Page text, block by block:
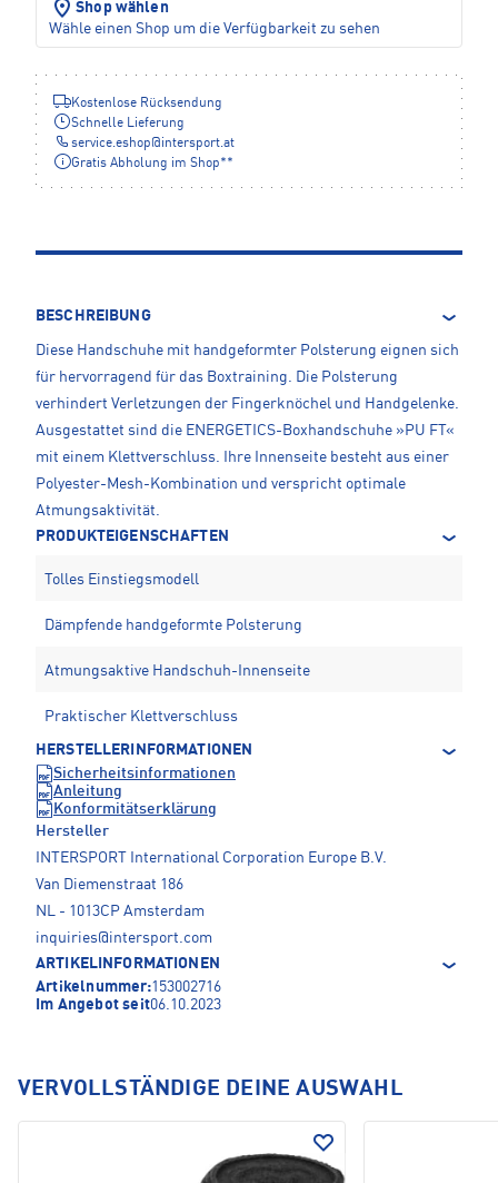
Shop wählen
Wähle einen Shop um die Verfügbarkeit zu sehen
Kostenlose Rücksendung
Schnelle Lieferung
service.eshop@intersport.at
Gratis Abholung im Shop**
BESCHREIBUNG
Diese Handschuhe mit handgeformter Polsterung eignen sich
für hervorragend für das Boxtraining. Die Polsterung
verhindert Verletzungen der Fingerknöchel und Handgelenke.
Ausgestattet sind die ENERGETICS-Boxhandschuhe »PU FT«
mit einem Klettverschluss. Ihre Innenseite besteht aus einer
Polyester-Mesh-Kombination und verspricht optimale
Atmungsaktivität.
PRODUKTEIGENSCHAFTEN
Tolles Einstiegsmodell
Dämpfende handgeformte Polsterung
Atmungsaktive Handschuh-Innenseite
Praktischer Klettverschluss
HERSTELLERINFORMATIONEN
Sicherheitsinformationen
Anleitung
Konformitätserklärung
Hersteller
INTERSPORT International Corporation Europe B.V.
Van Diemenstraat 186
NL - 1013CP Amsterdam
inquiries@intersport.com
ARTIKELINFORMATIONEN
Artikelnummer:153002716
Im Angebot seit06.10.2023
VERVOLLSTÄNDIGE DEINE AUSWAHL